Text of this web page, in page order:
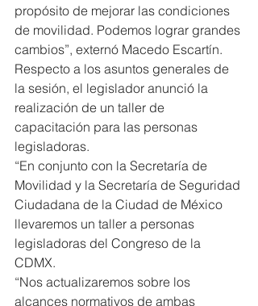
propósito de mejorar las condiciones
de movilidad. Podemos lograr grandes
cambios”, externó Macedo Escartín.
Respecto a los asuntos generales de
la sesión, el legislador anunció la
realización de un taller de
capacitación para las personas
legisladoras.
“En conjunto con la Secretaría de
Movilidad y la Secretaría de Seguridad
Ciudadana de la Ciudad de México
llevaremos un taller a personas
legisladoras del Congreso de la
CDMX.
“Nos actualizaremos sobre los
alcances normativos de ambas